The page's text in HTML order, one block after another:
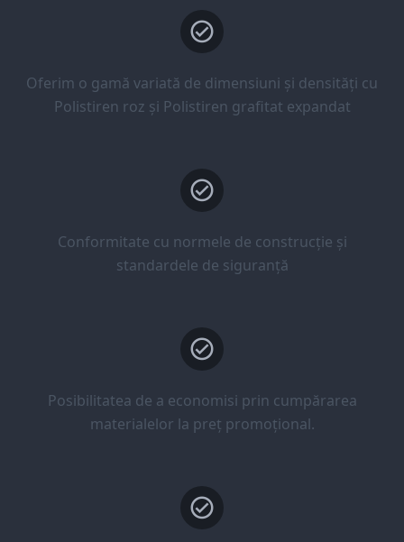
Oferim o gamă variată de dimensiuni și densități cu
Polistiren roz și Polistiren grafitat expandat
Conformitate cu normele de construcție și
standardele de siguranță
Posibilitatea de a economisi prin cumpărarea
materialelor la preț promoțional.